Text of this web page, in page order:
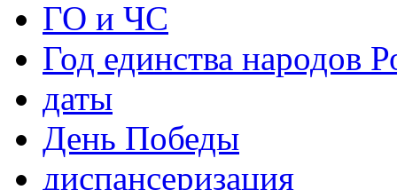
ГО и ЧС
Год единства народов
даты
День Победы
диспансеризация